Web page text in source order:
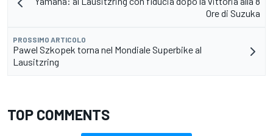
Ore di Suzuka
PROSSIMO ARTICOLO
Pawel Szkopek torna nel Mondiale Superbike al
Lausitzring
TOP COMMENTS